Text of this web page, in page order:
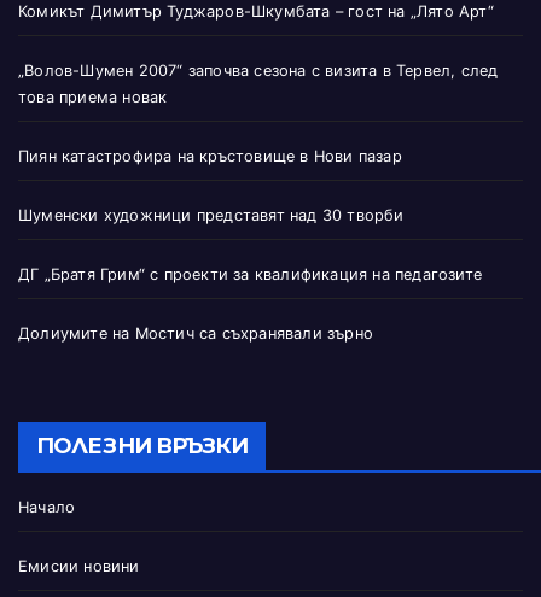
Комикът Димитър Туджаров-Шкумбата – гост на „Лято Арт“
„Волов-Шумен 2007“ започва сезона с визита в Тервел, след
това приема новак
Пиян катастрофира на кръстовище в Нови пазар
Шуменски художници представят над 30 творби
ДГ „Братя Грим“ с проекти за квалификация на педагозите
Долиумите на Мостич са съхранявали зърно
ПОЛЕЗНИ ВРЪЗКИ
Начало
Емисии новини